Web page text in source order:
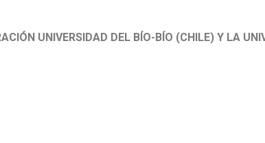
UNIVERSIDAD DEL BÍO-BÍO (CHILE) Y LA